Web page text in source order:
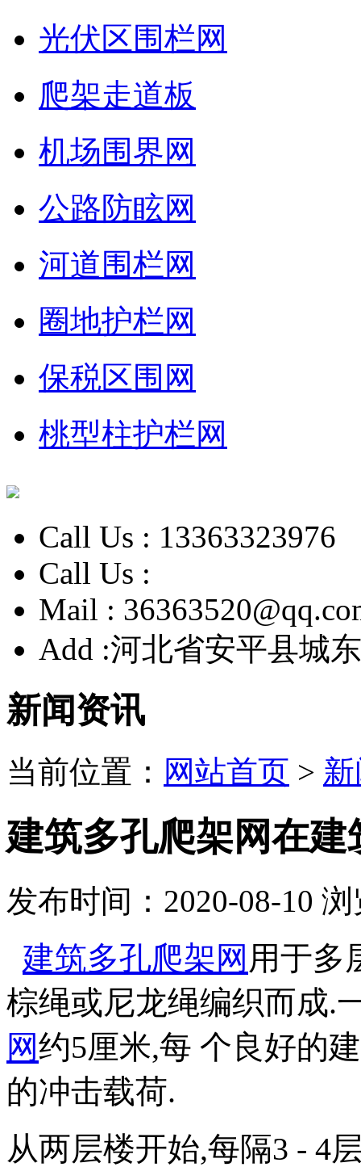
光伏区围栏网
爬架走道板
机场围界网
公路防眩网
河道围栏网
圈地护栏网
保税区围网
桃型柱护栏网
Call Us : 13363323976
Call Us :
Mail :
Add :河北省安平县城
新闻资讯
当前位置： 网站首页 >
建筑多孔爬架网在建
发布时间：2020-08-10 浏
建筑多孔爬架网 用于多
棕绳或尼龙绳编织而成.
网约5厘米,每 个良好的
的冲击载荷.
从两层楼开始,每隔3 - 4